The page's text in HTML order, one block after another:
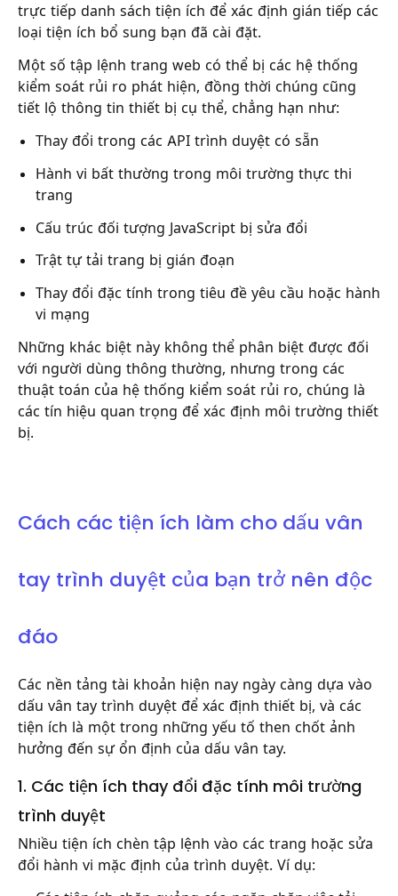
trực tiếp danh sách tiện ích để xác định gián tiếp các
loại tiện ích bổ sung bạn đã cài đặt.
Một số tập lệnh trang web có thể bị các hệ thống
kiểm soát rủi ro phát hiện, đồng thời chúng cũng
tiết lộ thông tin thiết bị cụ thể, chẳng hạn như:
Thay đổi trong các API trình duyệt có sẵn
Hành vi bất thường trong môi trường thực thi
trang
Cấu trúc đối tượng JavaScript bị sửa đổi
Trật tự tải trang bị gián đoạn
Thay đổi đặc tính trong tiêu đề yêu cầu hoặc hành
vi mạng
Những khác biệt này không thể phân biệt được đối
với người dùng thông thường, nhưng trong các
thuật toán của hệ thống kiểm soát rủi ro, chúng là
các tín hiệu quan trọng để xác định môi trường thiết
bị.
Cách các tiện ích làm cho dấu vân
tay trình duyệt của bạn trở nên độc
đáo
Các nền tảng tài khoản hiện nay ngày càng dựa vào
dấu vân tay trình duyệt để xác định thiết bị, và các
tiện ích là một trong những yếu tố then chốt ảnh
hưởng đến sự ổn định của dấu vân tay.
1. Các tiện ích thay đổi đặc tính môi trường
trình duyệt
Nhiều tiện ích chèn tập lệnh vào các trang hoặc sửa
đổi hành vi mặc định của trình duyệt. Ví dụ: